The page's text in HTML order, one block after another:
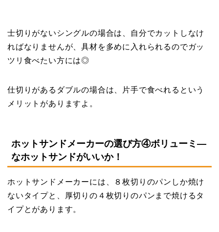
士切りがないシングルの場合は、自分でカットしなけ
ればなりませんが、具材を多めに入れられるのでガッ
ツリ食べたい方には◎
仕切りがあるダブルの場合は、片手で食べれるという
メリットがありますよ。
ホットサンドメーカーの選び方④ボリューミ―
なホットサンドがいいか！
ホットサンドメーカーには、８枚切りのパンしか焼け
ないタイプと、厚切りの４枚切りのパンまで焼けるタ
イプとがあります。